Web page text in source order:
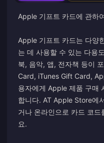
Apple 기프트 카드에 관하
Apple 기프트 카드는 다양
는 데 사용할 수 있는 다용
북, 음악, 앱, 전자책 등이
Card, iTunes Gift Card,
용자에게 Apple 제품 구매
합니다. AT Apple Store에
거나 온라인으로 카드 코
요.